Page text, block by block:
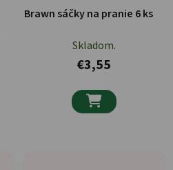
Brawn sáčky na pranie 6 ks
Skladom.
€3,55
